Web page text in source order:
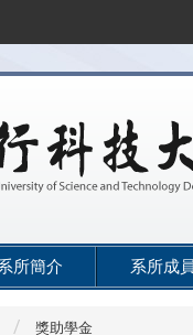
所簡介 系所成員
獎助學金